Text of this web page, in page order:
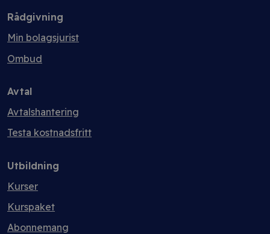
Rådgivning
Min bolagsjurist
Ombud
Avtal
Avtalshantering
Testa kostnadsfritt
Utbildning
Kurser
Kurspaket
Abonnemang